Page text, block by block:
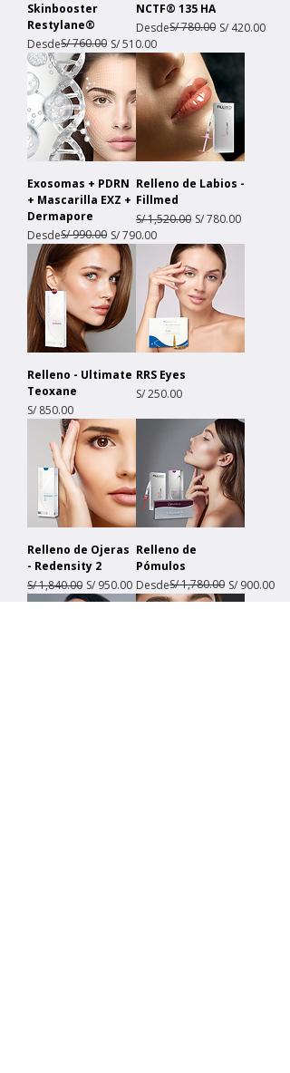
Skinbooster
Restylane®
Desde
PrecioS/ 760.00 S/ 510.00
Precio de oferta
NCTF® 135 HA
Desde
PrecioS/ 780.00 S/ 420.00
Precio de oferta
Exosomas + PDRN
+ Mascarilla EXZ +
Dermapore
Desde
PrecioS/ 990.00 S/ 790.00
Precio de oferta
Relleno de Labios -
Fillmed
Precio
S/ 1,520.00 Precio de oferta
S/ 780.00
Relleno - Ultimate
Teoxane
Precio
S/ 850.00
RRS Eyes
Precio
S/ 250.00
Relleno de Ojeras
- Redensity 2
Precio
S/ 1,840.00 Precio de oferta
S/ 950.00
Relleno de
Pómulos
Desde
PrecioS/ 1,780.00 S/ 900.00
Precio de oferta